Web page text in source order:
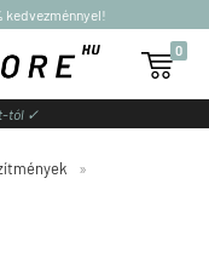
kedvezménnyel!

0
tól ✓
»